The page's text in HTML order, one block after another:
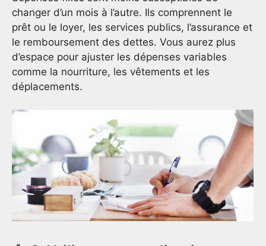
changer d’un mois à l’autre. Ils comprennent le
prêt ou le loyer, les services publics, l’assurance et
le remboursement des dettes. Vous aurez plus
d’espace pour ajuster les dépenses variables
comme la nourriture, les vêtements et les
déplacements.